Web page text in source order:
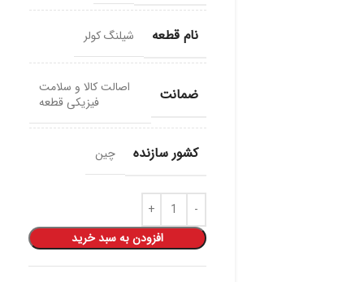
نام قطعه شیلنگ کولر
ضمانت
اصالت کالا و سلامت
فیزیکی قطعه
کشور سازنده چین
افزودن به سبد خرید